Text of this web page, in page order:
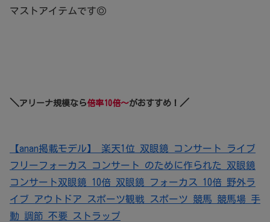
マストアイテムです◎
＼アリーナ規模なら倍率10倍～がおすすめ！ ／
【anan掲載モデル】 楽天1位 双眼鏡 コンサート ライブ
フリーフォーカス コンサート のために作られた 双眼鏡
コンサート双眼鏡 10倍 双眼鏡 フォーカス 10倍 野外ラ
イブ アウトドア スポーツ観戦 スポーツ 競馬 競馬場 手
動 調節 不要 ストラップ